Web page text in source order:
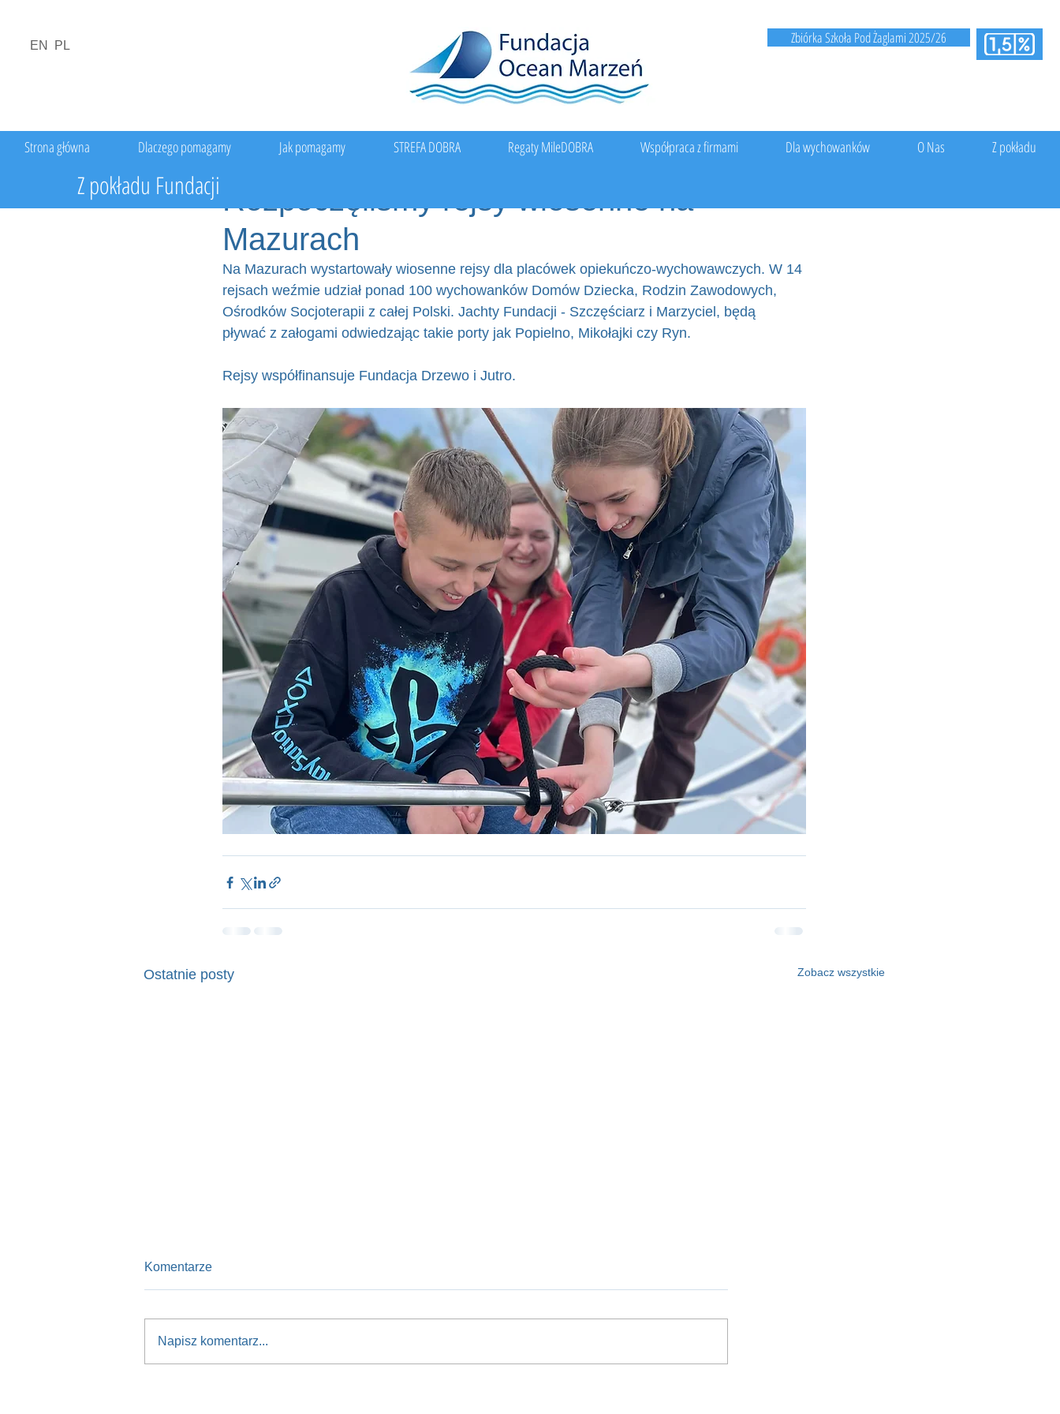
EN PL Zbiórka Szkoła Pod Żaglami 2025/26
Rozpoczęliśmy rejsy wiosenne na
Mazurach
Na Mazurach wystartowały wiosenne rejsy dla placówek opiekuńczo-wychowawczych. W 14
rejsach weźmie udział ponad 100 wychowanków Domów Dziecka, Rodzin Zawodowych,
Ośrodków Socjoterapii z całej Polski. Jachty Fundacji - Szczęściarz i Marzyciel, będą
pływać z załogami odwiedzając takie porty jak Popielno, Mikołajki czy Ryn.
Rejsy współfinansuje Fundacja Drzewo i Jutro.
Ostatnie posty Zobacz wszystkie
Komentarze
Napisz komentarz...
Z pokładu Fundacji
Strona główna Dlaczego pomagamy Jak pomagamy STREFA DOBRA Regaty MileDOBRA Współpraca z firmami Dla wychowanków O Nas Z pokładu